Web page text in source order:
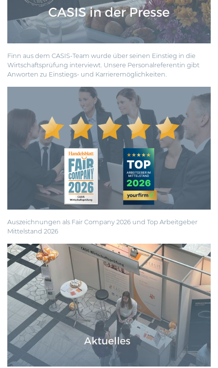
Finn aus dem CASIS-Team wurde über seinen Einstieg in die
Wirtschaftsprüfung interviewt. Unsere Personalreferentin gibt
Anworten zu Einstiegs- und Karrieremöglichkeiten.
Auszeichnungen als Fair Company 2026 und Top Arbeitgeber
Mittelstand 2026